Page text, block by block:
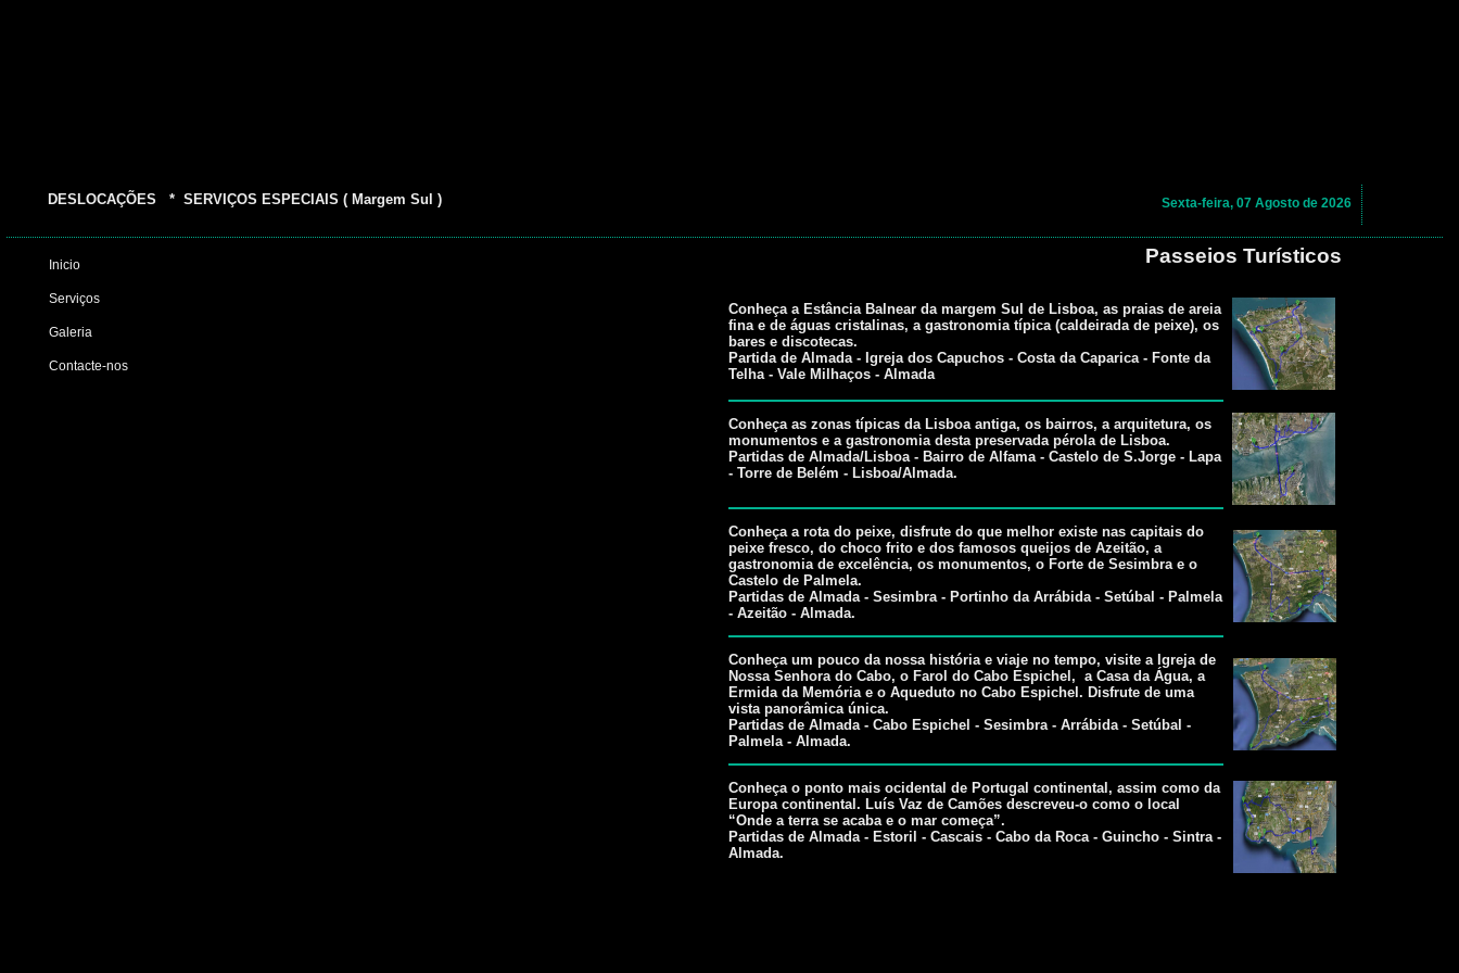
DESLOCAÇÕES * SERVIÇOS ESPECIAIS ( Margem Sul ) Sexta-feira, 07 Agosto de 2026
Inicio
Serviços
Contacte-nos
Galeria
Passeios Turísticos
Conheça a rota do peixe, disfrute do que melhor existe nas capitais do
peixe fresco, do choco frito e dos famosos queijos de Azeitão, a
gastronomia de excelência, os monumentos, o Forte de Sesimbra e o
Castelo de Palmela.
Partidas de Almada - Sesimbra - Portinho da Arrábida - Setúbal - Palmela
- Azeitão - Almada.
Conheça a Estância Balnear da margem Sul de Lisboa, as praias de areia
fina e de águas cristalinas, a gastronomia típica (caldeirada de peixe), os
bares e discotecas.
Partida de Almada - Igreja dos Capuchos - Costa da Caparica - Fonte da
Telha - Vale Milhaços - Almada
Conheça as zonas típicas da Lisboa antiga, os bairros, a arquitetura, os
monumentos e a gastronomia desta preservada pérola de Lisboa.
Partidas de Almada/Lisboa - Bairro de Alfama - Castelo de S.Jorge - Lapa
- Torre de Belém - Lisboa/Almada.
Conheça um pouco da nossa história e viaje no tempo, visite a Igreja de
Nossa Senhora do Cabo, o Farol do Cabo Espichel, a Casa da Água, a
Ermida da Memória e o Aqueduto no Cabo Espichel. Disfrute de uma
vista panorâmica única.
Partidas de Almada - Cabo Espichel - Sesimbra - Arrábida - Setúbal -
Palmela - Almada.
Conheça o ponto mais ocidental de Portugal continental, assim como da
Europa continental. Luís Vaz de Camões descreveu-o como o local
“Onde a terra se acaba e o mar começa”.
Partidas de Almada - Estoril - Cascais - Cabo da Roca - Guincho - Sintra -
Almada.